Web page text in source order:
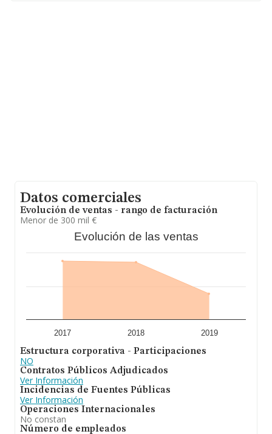
Datos comerciales
Evolución de ventas - rango de facturación
Menor de 300 mil €
Evolución de las ventas
2017 2018 2019
Estructura corporativa - Participaciones
NO
Contratos Públicos Adjudicados
Ver Información
Incidencias de Fuentes Públicas
Ver Información
Operaciones Internacionales
No constan
Número de empleados